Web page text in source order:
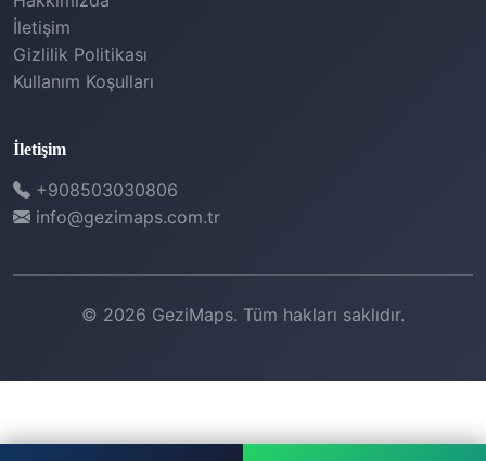
İletişim
Gizlilik Politikası
Kullanım Koşulları
İletişim
+908503030806
info@gezimaps.com.tr
© 2026 GeziMaps. Tüm hakları saklıdır.